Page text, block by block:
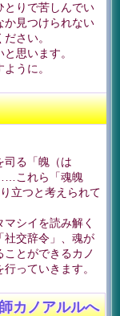
りで苦しんでい
か見つけられない
さい。
思います。
うに。
司る「魄（は
これら「魂魄
立つと考えられて
シイを読み解く
社交辞令」、魂が
とができるカノ
っていきます。
カノアルルへ